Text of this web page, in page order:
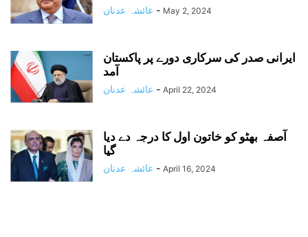
عائشہ عدنان - May 2, 2024
ایرانی صدر کی سرکاری دورے پر پاکستان
آمد
عائشہ عدنان - April 22, 2024
آصفہ بھٹو کو خاتون اول کا درجہ دے دیا
گیا
عائشہ عدنان - April 16, 2024